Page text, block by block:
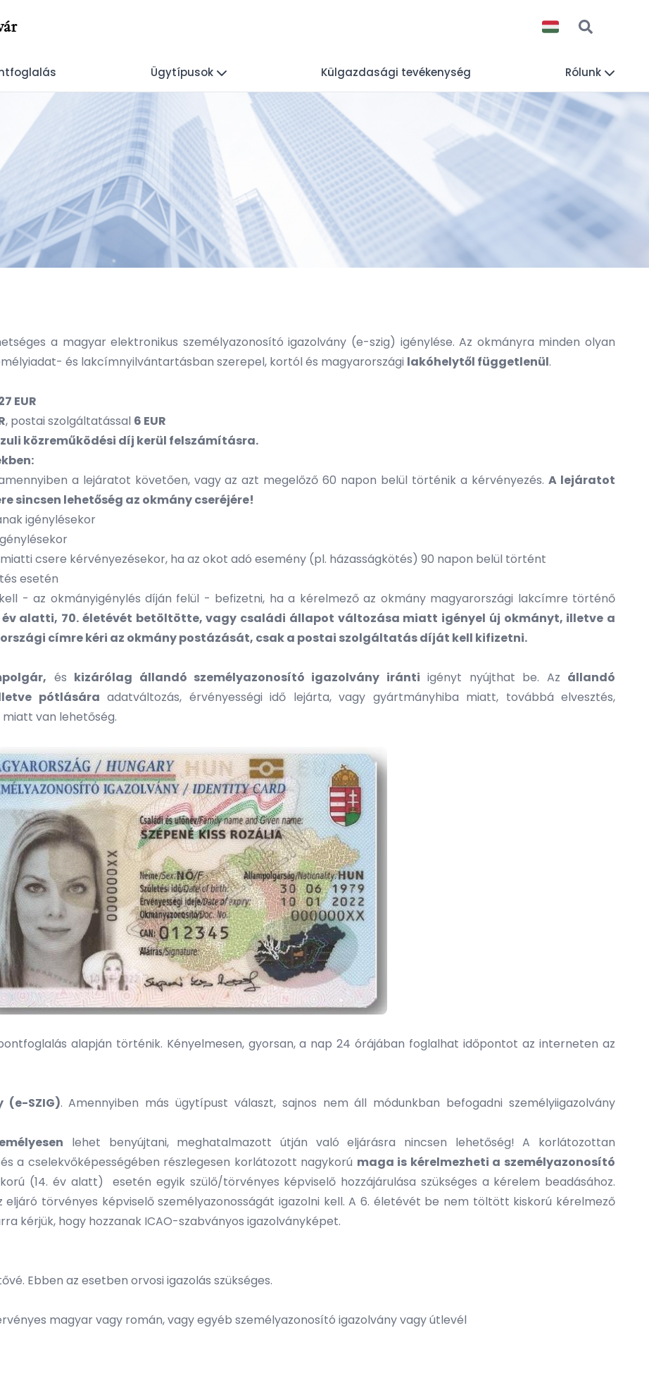
Ügytípusok Külgazdasági tevékenység Rólunk
a magyar elektronikus személyazonosító igazolvány (e-szig) igénylése. Az okmányra minden olyan
és lakcímnyilvántartásban szerepel, kortól és magyarországi lakóhelytől függetlenül.
EUR
, postai szolgáltatással 6 EUR
közreműködési díj kerül felszámításra.
a lejáratot követően, vagy az azt megelőző 60 napon belül történik a kérvényezés.A lejáratot
sincsen lehetőség az okmány cseréjére!
igénylésekor
csere kérvényezésekor, ha az okot adó esemény (pl. házasságkötés) 90 napon belül történt
esetén
- az okmányigénylés díján felül - befizetni, ha a kérelmező az okmány magyarországi lakcímre történő
év alatti, 70. életévét betöltötte, vagy családi állapot változása miatt igényel új okmányt, illetve a
címre kéri az okmány postázását, csak a postai szolgáltatás díját kell kifizetni.
és kizárólag állandó személyazonosító igazolvány iránti igényt nyújthat be. Az állandó
pótlására adatváltozás, érvényességi idő lejárta, vagy gyártmányhiba miatt, továbbá elvesztés,
van lehetőség.
alapján történik. Kényelmesen, gyorsan, a nap 24 órájában foglalhat időpontot az interneten az
(e-SZIG). Amennyiben más ügytípust választ, sajnos nem áll módunkban befogadni személyiigazolvány
lehet benyújtani, meghatalmazott útján való eljárásra nincsen lehetőség! A korlátozottan
a cselekvőképességében részlegesen korlátozott nagykorú maga is kérelmezheti a személyazonosító
(14. év alatt) esetén egyik szülő/törvényes képviselő hozzájárulása szükséges a kérelem beadásához.
törvényes képviselő személyazonosságát igazolni kell. A 6. életévét be nem töltött kiskorú kérelmező
kérjük, hogy hozzanak ICAO-szabványos igazolványképet.
Ebben az esetben orvosi igazolás szükséges.
magyar vagy román, vagy egyéb személyazonosító igazolvány vagy útlevél